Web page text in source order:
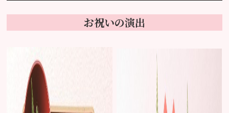
お祝いの演出